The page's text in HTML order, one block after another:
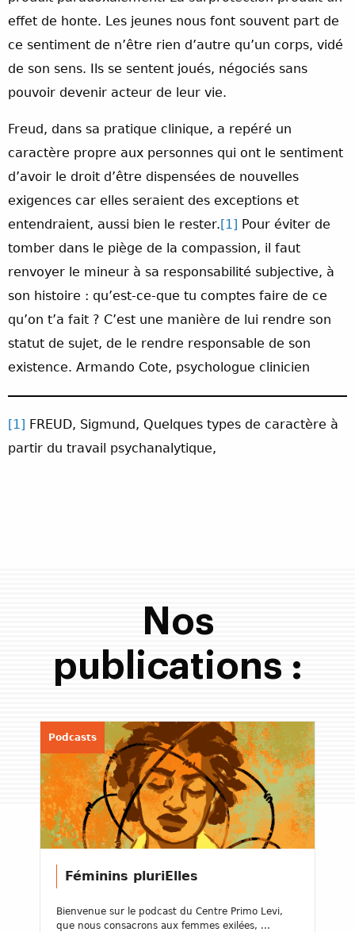
effet de honte. Les jeunes nous font souvent part de
ce sentiment de n’être rien d’autre qu’un corps, vidé
de son sens. Ils se sentent joués, négociés sans
pouvoir devenir acteur de leur vie.
Freud, dans sa pratique clinique, a repéré un
caractère propre aux personnes qui ont le sentiment
d’avoir le droit d’être dispensées de nouvelles
exigences car elles seraient des exceptions et
entendraient, aussi bien le rester.[1] Pour éviter de
tomber dans le piège de la compassion, il faut
renvoyer le mineur à sa responsabilité subjective, à
son histoire : qu’est-ce-que tu comptes faire de ce
qu’on t’a fait ? C’est une manière de lui rendre son
statut de sujet, de le rendre responsable de son
existence. Armando Cote, psychologue clinicien
[1] FREUD, Sigmund, Quelques types de caractère à
partir du travail psychanalytique,
Nos
publications :
Podcasts
Féminins pluriElles
Bienvenue sur le podcast du Centre Primo Levi,
que nous consacrons aux femmes exilées, ...